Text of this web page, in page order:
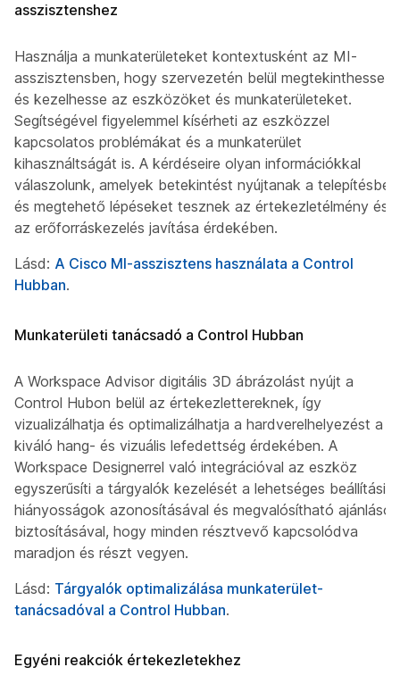
asszisztenshez
Használja a munkaterületeket kontextusként az MI-
asszisztensben, hogy szervezetén belül megtekinthesse
és kezelhesse az eszközöket és munkaterületeket.
Segítségével figyelemmel kísérheti az eszközzel
kapcsolatos problémákat és a munkaterület
kihasználtságát is. A kérdéseire olyan információkkal
válaszolunk, amelyek betekintést nyújtanak a telepítésbe,
és megtehető lépéseket tesznek az értekezletélmény és
az erőforráskezelés javítása érdekében.
Lásd: A Cisco MI-asszisztens használata a Control
Hubban.
Munkaterületi tanácsadó a Control Hubban
A Workspace Advisor digitális 3D ábrázolást nyújt a
Control Hubon belül az értekezlettereknek, így
vizualizálhatja és optimalizálhatja a hardverelhelyezést a
kiváló hang- és vizuális lefedettség érdekében. A
Workspace Designerrel való integrációval az eszköz
egyszerűsíti a tárgyalók kezelését a lehetséges beállítási
hiányosságok azonosításával és megvalósítható ajánlások
biztosításával, hogy minden résztvevő kapcsolódva
maradjon és részt vegyen.
Lásd: Tárgyalók optimalizálása munkaterület-
tanácsadóval a Control Hubban.
Egyéni reakciók értekezletekhez